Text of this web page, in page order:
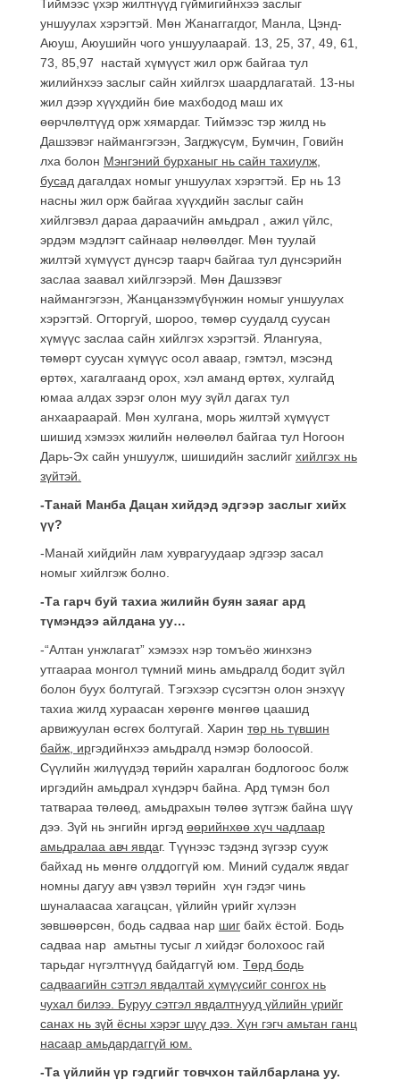
Тиймээс үхэр жилтнүүд гүймигийнхээ заслыг
уншуулах хэрэгтэй. Мөн Жанаггагдог, Манла, Цэнд-
Аюуш, Аюушийн чого уншуулаарай. 13, 25, 37, 49, 61,
73, 85,97 настай хүмүүст жил орж байгаа тул
жилийнхээ заслыг сайн хийлгэх шаардлагатай. 13-ны
жил дээр хүүхдийн бие махбодод маш их
өөрчлөлтүүд орж хямардаг. Тиймээс тэр жилд нь
Дашзэвэг наймангэгээн, Загджүсүм, Бумчин, Говийн
лха болон Мэнгэний бурханыг нь сайн тахиулж
бусад дагалдах номыг уншуулах хэрэгтэй. Ер нь 13
насны жил орж байгаа хүүхдийн заслыг сайн
хийлгэвэл дараа дараачийн амьдрал , ажил үйлс,
эрдэм мэдлэгт сайнаар нөлөөлдөг. Мөн туулай
жилтэй хүмүүст дүнсэр таарч байгаа тул дүнсэрийн
заслаа заавал хийлгээрэй. Мөн Дашзэвэг
наймангэгээн, Жанцанзэмүбүнжин номыг уншуулах
хэрэгтэй. Огторгуй, шороо, төмөр суудалд суусан
хүмүүс заслаа сайн хийлгэх хэрэгтэй. Ялангуяа,
төмөрт суусан хүмүүс осол аваар, гэмтэл, мэсэнд
өртөх, хагалгаанд орох, хэл аманд өртөх, хулгайд
юмаа алдах зэрэг олон муу зүйл дагах тул
анхаараарай. Мөн хулгана, морь жилтэй хүмүүст
шишид хэмээх жилийн нөлөөлөл байгаа тул Ногоон
Дарь-Эх сайн уншуулж, шишидийн заслийг хийлгэх нь
зүйтэй.
-Танай Манба Дацан хийдэд эдгээр заслыг хийх
үү?
-Манай хийдийн лам хуврагуудаар эдгээр засал
номыг хийлгэж болно.
-Та гарч буй тахиа жилийн буян заяаг ард
түмэндээ айлдана уу…
-“Алтан унжлагат” хэмээх нэр томъёо жинхэнэ
утгаараа монгол түмний минь амьдралд бодит зүйл
болон буух болтугай. Тэгэхээр сүсэгтэн олон энэхүү
тахиа жилд хураасан хөрөнгө мөнгөө цаашид
арвижуулан өсгөх болтугай. Харин төр нь түвшин
байж, иргэдийнхээ амьдралд нэмэр болоосой.
Сүүлийн жилүүдэд төрийн харалган бодлогоос болж
иргэдийн амьдрал хүндэрч байна. Ард түмэн бол
татвараа төлөөд, амьдрахын төлөө зүтгэж байна шүү
дээ. Зүй нь энгийн иргэд өөрийнхөө хүч чадлаар
амьдралаа авч явдаг. Түүнээс тэдэнд зүгээр сууж
байхад нь мөнгө олддоггүй юм. Миний судалж явдаг
номны дагуу авч үзвэл төрийн хүн гэдэг чинь
шуналаасаа хагацсан, үйлийн үрийг хүлээн
зөвшөөрсөн, бодь садваа нар шиг байх ёстой. Бодь
садваа нар амьтны тусыг л хийдэг болохоос гай
тарьдаг нүгэлтнүүд байдаггүй юм. Төрд бодь
садваагийн сэтгэл явдалтай хүмүүсийг сонгох нь
чухал билээ. Буруу сэтгэл явдалтнууд үйлийн үрийг
санах нь зүй ёсны хэрэг шүү дээ. Хүн гэгч амьтан ганц
насаар амьдардаггүй юм.
-Та үйлийн үр гэдгийг товчхон тайлбарлана уу.